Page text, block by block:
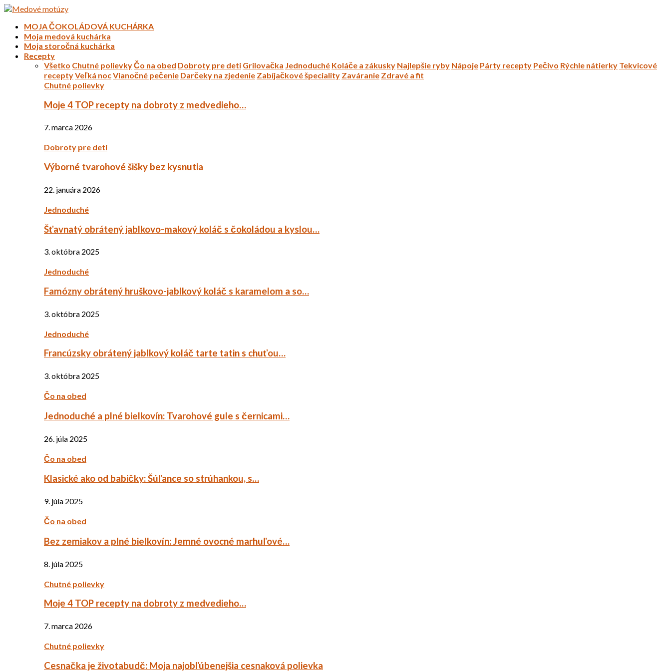
MOJA ČOKOLÁDOVÁ KUCHÁRKA
Moja medová kuchárka
Moja storočná kuchárka
Recepty
Všetko Chutné polievkyČo na obed Dobroty pre deti Grilovačka Jednoduché Koláče a zákusky Najlepšie ryby Nápoje Párty recepty Pečivo Rýchle nátierky Tekvicové
receptyVeľká nocVianočné pečenie Darčeky na zjedenie Zabíjačkové špeciality Zaváranie Zdravé a fit
Chutné polievky
Moje 4 TOP recepty na dobroty z medvedieho…
7. marca 2026
Dobroty pre deti
Výborné tvarohové šišky bez kysnutia
22. januára 2026
Jednoduché
Šťavnatý obrátený jablkovo-makový koláč s čokoládou a kyslou…
3. októbra 2025
Jednoduché
Famózny obrátený hruškovo-jablkový koláč s karamelom a so…
3. októbra 2025
Jednoduché
Francúzsky obrátený jablkový koláč tarte tatin s chuťou…
3. októbra 2025
Čo na obed
Jednoduché a plné bielkovín: Tvarohové gule s černicami…
26. júla 2025
Čo na obed
Klasické ako od babičky: Šúľance so strúhankou, s…
9. júla 2025
Čo na obed
Bez zemiakov a plné bielkovín: Jemné ovocné marhuľové…
8. júla 2025
Chutné polievky
Moje 4 TOP recepty na dobroty z medvedieho…
7. marca 2026
Chutné polievky
Cesnačka je životabudč: Moja najobľúbenejšia cesnaková polievka